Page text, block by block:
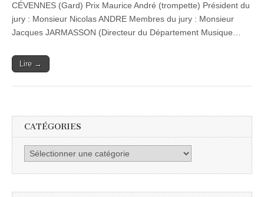
ARTISTES
CÉVENNES (Gard) Prix Maurice André (trompette) Président du
jury : Monsieur Nicolas ANDRE Membres du jury : Monsieur
Jacques JARMASSON (Directeur du Département Musique…
Lire →
CATÉGORIES
Catégories